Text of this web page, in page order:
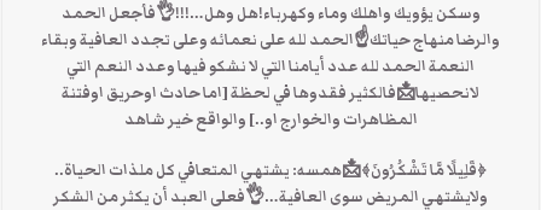
وسكن يؤويك واهلك وماء وكهرباء!هل وهل…!!!👌فأجعل الحمد
والرضا منهاج حياتك☝الحمد لله على نعمائه وعلى تجدد العافية وبقاء
النعمة الحمد لله عدد أيامنا التي لا نشكو فيها وعدد النعم التي
لانحصيها📩فالكثير فقدوها في لحظة [اما حادث اوحريق اوفتنة
المظاهرات والخوارج او..] والواقع خير شاهد
‏﴿قَلِيلًا مَّا تَشْكُرُونَ﴾📩همسه: ‏يشتهي المتعافي كل ملذات الحياة..
ولايشتهي المريض سوى العافية…👌فعلى العبد أن يكثر من الشكر